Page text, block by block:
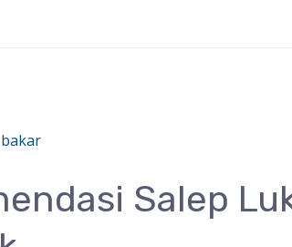
Salep